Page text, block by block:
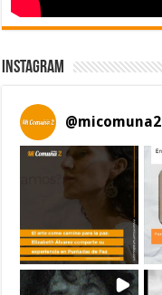
Instagram
@micomuna2